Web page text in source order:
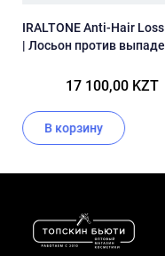
IRALTONE Anti-Hair
| Лосьон против
17 100,00 KZT
В корзину